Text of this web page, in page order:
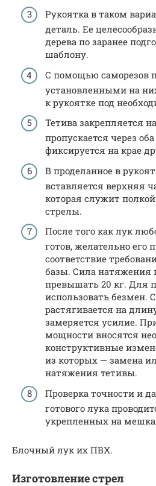
Рукоятка в таком
деталь. Ее
дерева по заранее
шаблону.
С помощью саморезов
установленными на
к рукоятке под
Тетива закрепляется
пропускается через
фиксируется на крае
В проделанное в
вставляется верхняя
которая служит
стрелы.
После того как лук
готов, желательно его
соответствие
базы. Сила натяжения
превышать 20 кг. Для
использовать безмен.
растягивается на
замеряется усилие.
мощности вносятся
конструктивные
из которых — замена
натяжения тетивы.
Проверка точности и
готового лука
укрепленных на
Блочный лук их ПВХ.
Изготовление стрел